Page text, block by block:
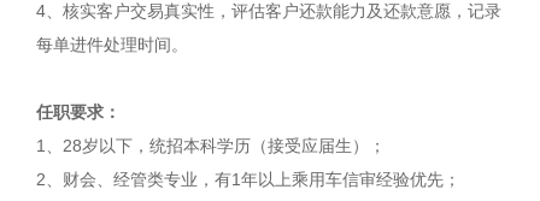
4、核实客户交易真实性，评估客户还款能力及还款意愿，记录
每单进件处理时间。
任职要求：
1、28岁以下，统招本科学历（接受应届生）；
2、财会、经管类专业，有1年以上乘用车信审经验优先；